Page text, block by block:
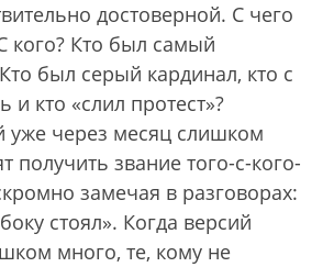
достоверной. С чего
кого? Кто был самый
был серый кардинал, кто с
и кто «слил протест»?
через месяц слишком
получить звание того-с-кого-
замечая в разговорах:
стоял». Когда версий
много, те, кому не